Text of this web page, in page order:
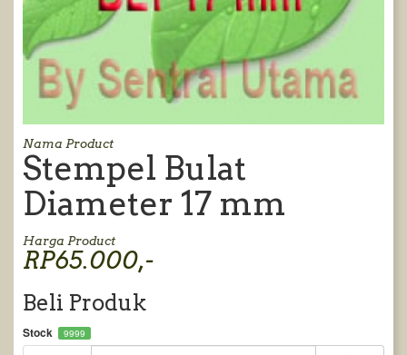
Nama Product
Stempel Bulat
Diameter 17 mm
Harga Product
RP65.000,-
Beli Produk
Stock 9999